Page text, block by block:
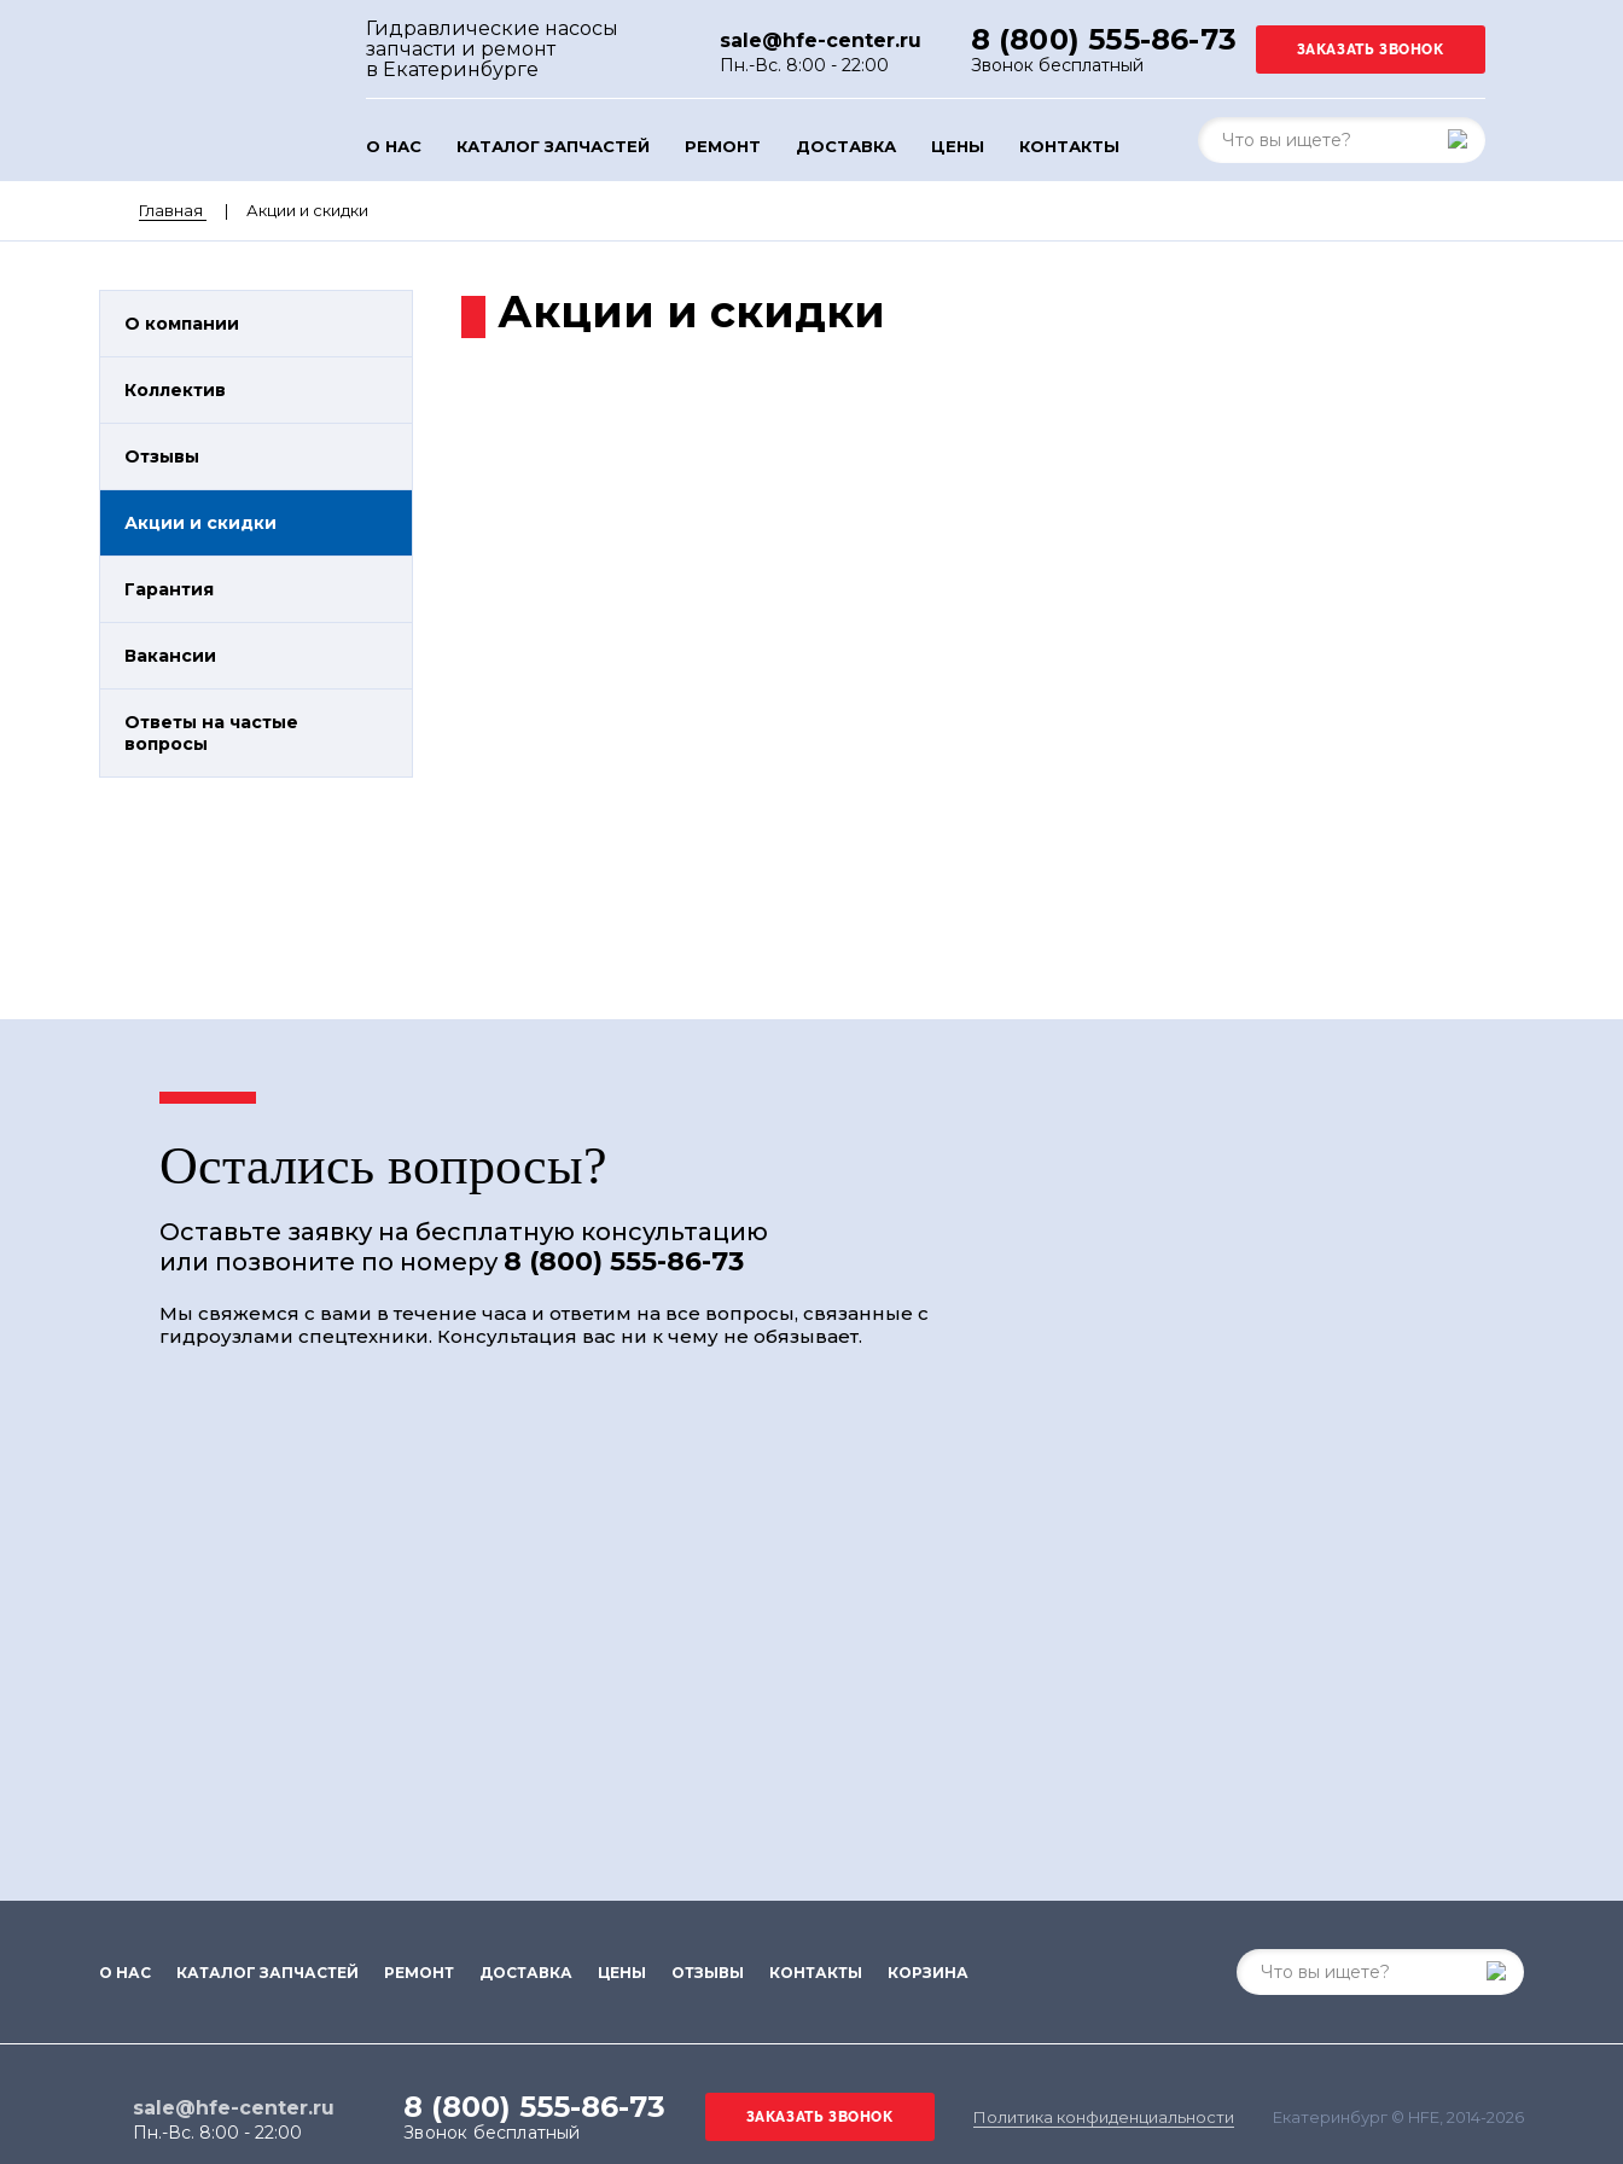
Гидравлические насосы
запчасти и ремонт
в Екатеринбурге
sale@hfe-center.ru
Пн.-Вс. 8:00 - 22:00
8 (800) 555-86-73
Звонок бесплатный
О НАС КАТАЛОГ ЗАПЧАСТЕЙ РЕМОНТ ДОСТАВКА ЦЕНЫ КОНТАКТЫ
Главная Акции и скидки
О компании
Коллектив
Отзывы
Акции и скидки
Гарантия
Вакансии
Ответы на частые
вопросы
Акции и скидки
Остались вопросы?
Оставьте заявку на бесплатную консультацию
или позвоните по номеру 8 (800) 555-86-73
Мы свяжемся с вами в течение часа и ответим на все вопросы, связанные с
гидроузлами спецтехники. Консультация вас ни к чему не обязывает.
О НАС КАТАЛОГ ЗАПЧАСТЕЙ РЕМОНТ ДОСТАВКА ЦЕНЫ ОТЗЫВЫ КОНТАКТЫ КОРЗИНА
sale@hfe-center.ru
Пн.-Вс. 8:00 - 22:00
8 (800) 555-86-73
Звонок бесплатный
Политика конфиденциальности Екатеринбург © HFE, 2014-2026